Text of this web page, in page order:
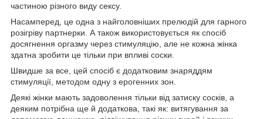
частиною різного виду сексу.
Насамперед, це одна з найголовніших прелюдій для гарного
розігріву партнерки. А також використовується як спосіб
досягнення оргазму через стимуляцію, але не кожна жінка
здатна зробити це тільки при впливі соски.
Швидше за все, цей спосіб є додатковим знаряддям
стимуляції, методом одну з ерогенних зон.
Деякі жінки мають задоволення тільки від затиску сосків, а
деяким потрібна ще й додаткова, такі як: витягування за